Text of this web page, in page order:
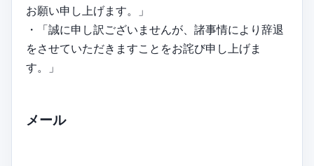
お願い申し上げます。」
・「誠に申し訳ございませんが、諸事情により辞退
をさせていただきますことをお詫び申し上げま
す。」
メール